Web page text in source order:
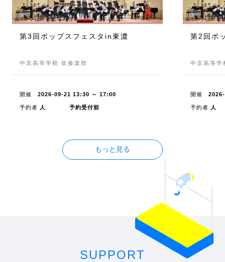
第3回ポップスフェスタin東濃
中京高等学校 吹奏楽部
開催 2026-09-21 13:30 ～ 17:00
予約者 人 予約受付前
第2回ポ
中京高等学
開催
予約者 人
SUPPORT